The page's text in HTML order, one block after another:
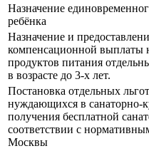
Назначение
ребёнка
Назначение и
компенсационной выплаты
продуктов питания
в возрасте до 3-х лет.
Постановка отдельных
нуждающихся в санаторно-
получения бесплатной
соответствии с
Москвы